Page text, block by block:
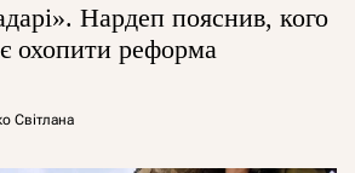
Нардеп пояснив, кого
охопити реформа
Світлана